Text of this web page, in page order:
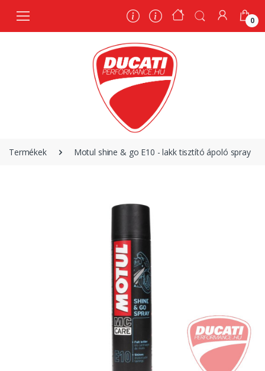
0
Termékek Motul shine & go E10 - lakk tisztító ápoló spray
0